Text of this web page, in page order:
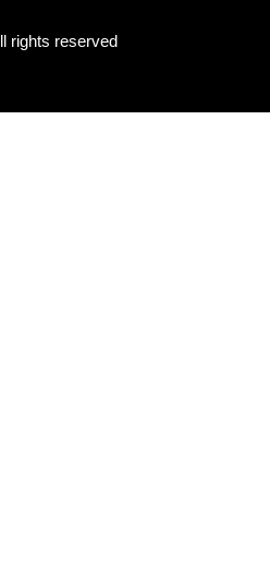
rights reserved